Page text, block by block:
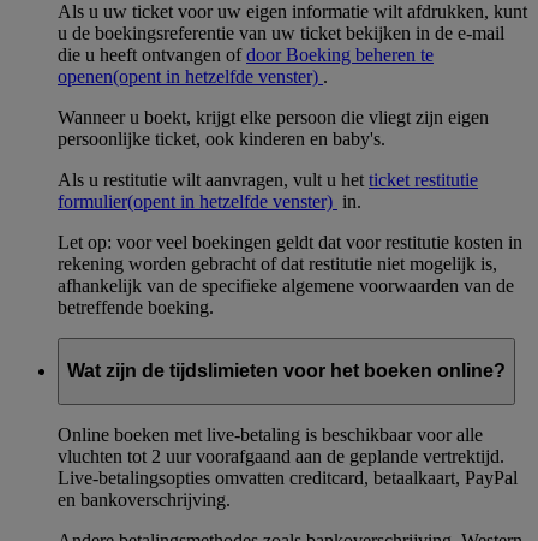
Als u uw ticket voor uw eigen informatie wilt afdrukken, kunt
u de boekingsreferentie van uw ticket bekijken in de e-mail
die u heeft ontvangen ofdoor Boeking beheren te
openen(opent in hetzelfde venster) .
Wanneer u boekt, krijgt elke persoon die vliegt zijn eigen
persoonlijke ticket, ook kinderen en baby's.
Als u restitutie wilt aanvragen, vult u het ticket restitutie
formulier(opent in hetzelfde venster) in.
Let op: voor veel boekingen geldt dat voor restitutie kosten in
rekening worden gebracht of dat restitutie niet mogelijk is,
afhankelijk van de specifieke algemene voorwaarden van de
betreffende boeking.
Wat zijn de tijdslimieten voor het boeken online?
Online boeken met live-betaling is beschikbaar voor alle
vluchten tot 2 uur voorafgaand aan de geplande vertrektijd.
Live-betalingsopties omvatten creditcard, betaalkaart, PayPal
en bankoverschrijving.